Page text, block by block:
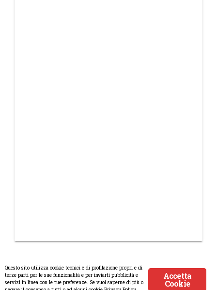
© Copyright 2008-2017 Scenaripolitici.com - Tutti i diritti riservati.
Accetta
Cookie
Questo sito utilizza cookie tecnici e di profilazione propri e di
terze parti per le sue funzionalità e per inviarti pubblicità e
servizi in linea con le tue preferenze. Se vuoi saperne di più o